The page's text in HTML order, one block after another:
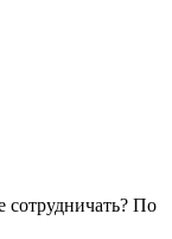
сотрудничать? По